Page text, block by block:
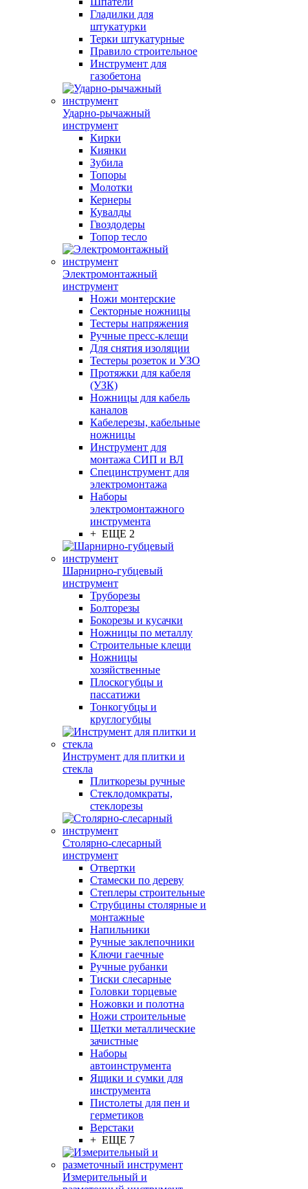
Гладилки для
штукатурки
Терки штукатурные
Правило строительное
Инструмент для
газобетона
Ударно-рычажный
инструмент
Кирки
Киянки
Зубила
Топоры
Молотки
Кернеры
Кувалды
Гвоздодеры
Топор тесло
Электромонтажный
инструмент
Ножи монтерские
Секторные ножницы
Тестеры напряжения
Ручные пресс-клещи
Для снятия изоляции
Тестеры розеток и УЗО
Протяжки для кабеля
(УЗК)
Ножницы для кабель
каналов
Кабелерезы, кабельные
ножницы
Инструмент для
монтажа СИП и ВЛ
Специнструмент для
электромонтажа
Наборы
электромонтажного
инструмента
+ ЕЩЕ 2
Шарнирно-губцевый
инструмент
Труборезы
Болторезы
Бокорезы и кусачки
Ножницы по металлу
Строительные клещи
Ножницы
хозяйственные
Плоскогубцы и
пассатижи
Тонкогубцы и
круглогубцы
Инструмент для плитки и
стекла
Плиткорезы ручные
Стеклодомкраты,
стеклорезы
Столярно-слесарный
инструмент
Отвертки
Стамески по дереву
Степлеры строительные
Струбцины столярные и
монтажные
Напильники
Ручные заклепочники
Ключи гаечные
Ручные рубанки
Тиски слесарные
Головки торцевые
Ножовки и полотна
Ножи строительные
Щетки металлические
зачистные
Наборы
автоинструмента
Ящики и сумки для
инструмента
Пистолеты для пен и
герметиков
Верстаки
+ ЕЩЕ 7
Измерительный и